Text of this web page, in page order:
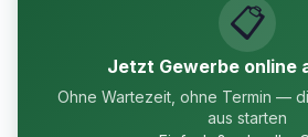
📋
Jetzt Gewerbe online
Ohne Wartezeit, ohne Termin —
aus starten